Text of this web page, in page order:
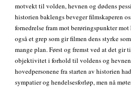
motvekt til volden, hevnen og dødens
historien baklengs beveger filmskaperen
fornedrelse fram mot berøringspunkter
også et grep som gir filmen dens styrke
mange plan. Først og fremst ved at det gir
objektivitet i forhold til voldens og
hovedpersonene fra starten av historien
sympatier og hendelsesforløp, men nå